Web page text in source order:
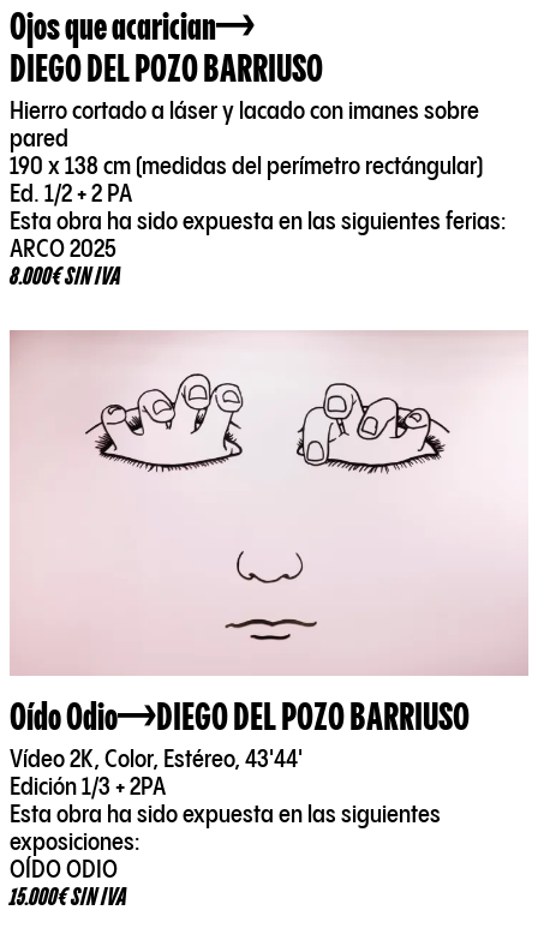
Ojos que acarician
DIEGO DEL POZO BARRIUSO
Hierro cortado a láser y lacado con imanes sobre
pared
190 x 138 cm (medidas del perímetro rectángular)
Ed. 1/2 + 2 PA
Esta obra ha sido expuesta en las siguientes ferias:
ARCO 2025
8.000€ SIN IVA
Oído Odio DIEGO DEL POZO BARRIUSO
Vídeo 2K, Color, Estéreo, 43'44'
Edición 1/3 + 2PA
Esta obra ha sido expuesta en las siguientes
exposiciones:
OÍDO ODIO
15.000€ SIN IVA